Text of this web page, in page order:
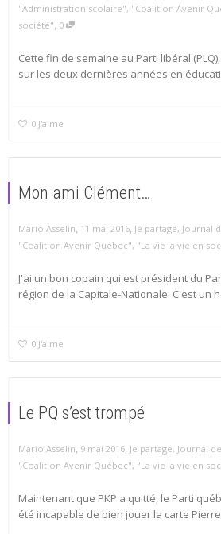
"Administration scolaire", "Coalition Avenir
société", 0
Cette fin de semaine au Parti libéral
sur les deux dernières années en
0 J'aime
Mon ami Clément…
Mario Asselin, 11 mai 2016, Je partage, Journal
"Coalition Avenir Québec", "La vie la vie en
J'ai un bon copain qui est président du
région de la Capitale-Nationale. C'est un
0 J'aime
Le PQ s’est trompé
Mario Asselin, 9 mai 2016, Je partage, Journal
"Coalition Avenir Québec", "La vie la vie en
Maintenant que PKP a quitté, le Parti
été incapable de bien jouer la carte